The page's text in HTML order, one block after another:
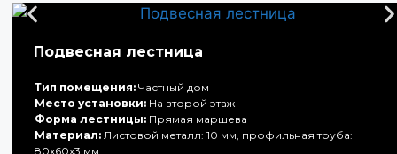
Подвесная лестница
Тип помещения: Частный дом
Место установки: На второй этаж
Форма лестницы: Прямая маршева
Материал: Листовой металл: 10 мм, профильная труба:
80х60х3 мм